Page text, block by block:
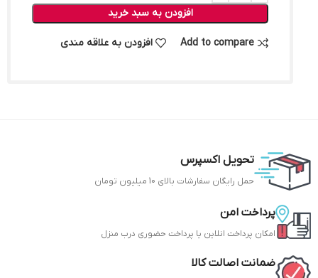
افزودن به سبد خرید
Add to compare افزودن به علاقه مندی
تحویل اکسپرس
حمل رایگان سفارشات بالای 10 میلیون تومان
پرداخت امن
امکان پرداخت انلاین یا پرداخت حضوری درب منزل
ضمانت اصالت کالا